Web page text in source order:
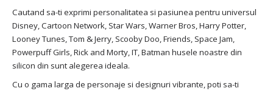
Cautand sa-ti exprimi personalitatea si pasiunea pentru universul
Disney, Cartoon Network, Star Wars, Warner Bros, Harry Potter,
Looney Tunes, Tom & Jerry, Scooby Doo, Friends, Space Jam,
Powerpuff Girls, Rick and Morty, IT, Batman husele noastre din
silicon din sunt alegerea ideala.
Cu o gama larga de personaje si designuri vibrante, poti sa-ti